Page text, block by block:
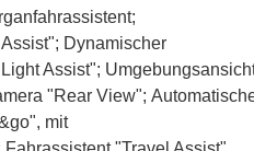
; Dynamischer
Assist";
"Rear View";
mit